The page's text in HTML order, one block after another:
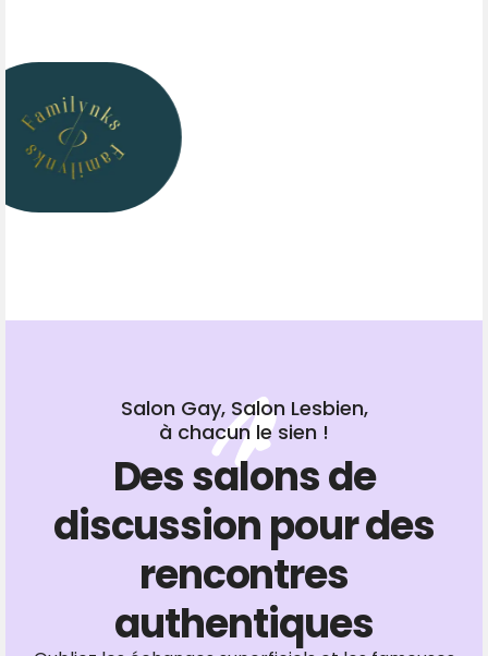
Salon Gay, Salon Lesbien,
à chacun le sien !
Des salons de
discussion pour des
rencontres
authentiques